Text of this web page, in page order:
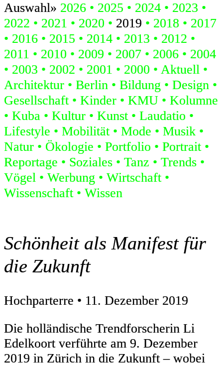
Auswahl» 2026 2025 2024
2023
2022
2021 2020 2019 2018
2017
2016
2015 2014 2013
2012
2011
2010 2009 2007 2006
2004
2003
2002 2001 2000
Aktuell
Architektur
Berlin Bildung
Design
Gesellschaft
Kinder KMU
Kolumne
Kuba
Kultur Kunst
Laudatio
Lifestyle
Mobilität Mode
Musik
Natur
Ökologie Portfolio
Portrait
Reportage
Soziales Tanz
Trends
Vögel
Werbung
Wirtschaft
Wissenschaft
Wissen
Schönheit als Manifest für
die Zukunft
Hochparterre • 11. Dezember 2019
Die holländische Trendforscherin Li
Edelkoort verführte am 9. Dezember
2019 in Zürich in die Zukunft – wobei